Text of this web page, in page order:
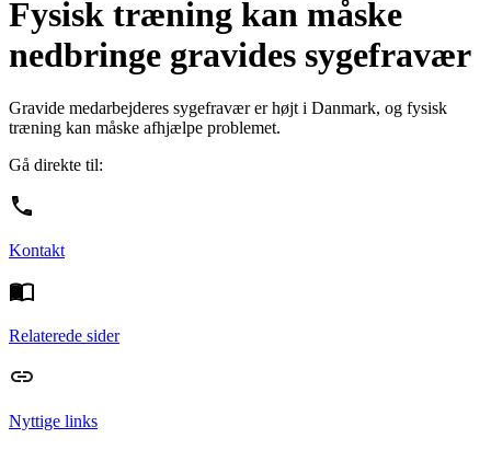
Fysisk træning kan måske
nedbringe gravides sygefravær
Gravide medarbejderes sygefravær er højt i Danmark, og fysisk
træning kan måske afhjælpe problemet.
Gå direkte til:
Kontakt
Relaterede sider
Nyttige links